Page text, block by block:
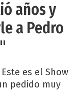
años y
a Pedro
es el Show
pedido muy